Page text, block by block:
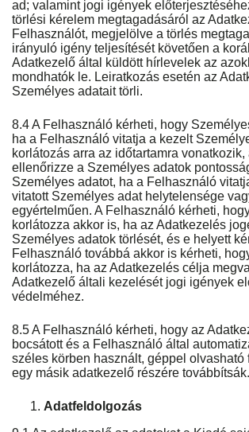
ad; valamint jogi igények
törlési kérelem megtagadásáról az
Felhasználót, megjelölve a törlés
irányuló igény teljesítését követően a
Adatkezelő által küldött hírlevelek az
mondhatók le. Leiratkozás esetén az
Személyes adatait törli.
8.4 A Felhasználó kérheti, hogy
ha a Felhasználó vitatja a kezelt
korlátozás arra az időtartamra
ellenőrizze a Személyes adatok
Személyes adatot, ha a Felhasználó
vitatott Személyes adat helytelensége
egyértelműen. A Felhasználó kérheti,
korlátozza akkor is, ha az Adatkezelés
Személyes adatok törlését, és e helyett
Felhasználó továbbá akkor is kérheti,
korlátozza, ha az Adatkezelés célja
Adatkezelő általi kezelését jogi igények
védelméhez.
8.5 A Felhasználó kérheti, hogy az
bocsátott és a Felhasználó által
széles körben használt, géppel
egy másik adatkezelő részére továbbítsák.
Adatfeldolgozás